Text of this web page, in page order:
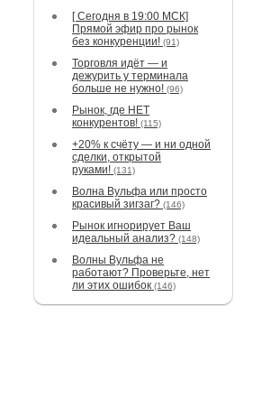
[ Сегодня в 19:00 МСК]
Прямой эфир про рынок
без конкуренции! (91)
Торговля идёт — и
дежурить у терминала
больше не нужно! (96)
Рынок, где НЕТ
конкурентов! (115)
+20% к счёту — и ни одной
сделки, открытой
руками! (131)
Волна Вульфа или просто
красивый зигзаг? (146)
Рынок игнорирует Ваш
идеальный анализ? (148)
Волны Вульфа не
работают? Проверьте, нет
ли этих ошибок (146)